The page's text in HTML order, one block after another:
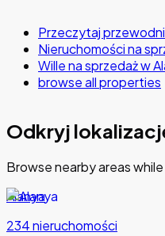
Przeczytaj
Nieruchomości na
Wille na sprzedaż w
browse all properties
Odkryj
Browse nearby areas
Alanya
234 nieruchomości